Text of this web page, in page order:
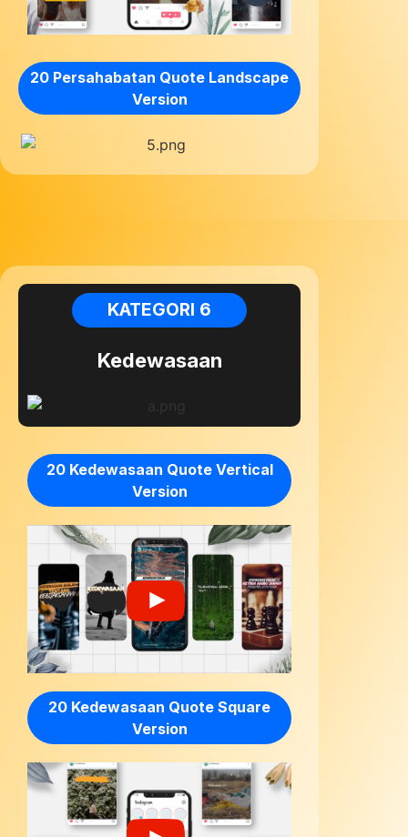
20 Persahabatan Quote Landscape
Version
KATEGORI 6
Kedewasaan
20 Kedewasaan Quote Vertical
Version
20 Kedewasaan Quote Square
Version